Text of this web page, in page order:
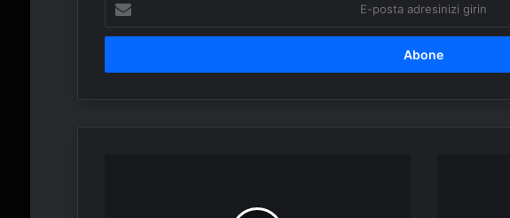
posta
adresinizi